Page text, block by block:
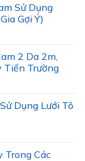
Sử Dụng
Gợi Ý)
2 Da 2m,
Tiến Trường
Dụng Lưới Tô
Trong Các